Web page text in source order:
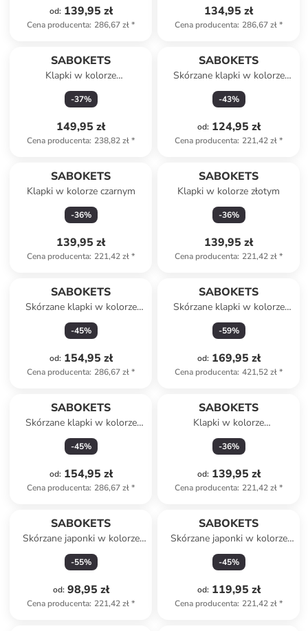
od: 139,95 zł
Cena producenta: 286,67 zł*
134,95 zł
Cena producenta: 286,67 zł*
SABOKETS
Klapki w kolorze
jasnoróżowym
-37%
149,95 zł
Cena producenta: 238,82 zł*
SABOKETS
Skórzane klapki w kolorze
białym
-43%
od: 124,95 zł
Cena producenta: 221,42 zł*
SABOKETS
Klapki w kolorze czarnym
-36%
139,95 zł
Cena producenta: 221,42 zł*
SABOKETS
Klapki w kolorze złotym
-36%
139,95 zł
Cena producenta: 221,42 zł*
SABOKETS
Skórzane klapki w kolorze
czarnym
-45%
od: 154,95 zł
Cena producenta: 286,67 zł*
SABOKETS
Skórzane klapki w kolorze
jasnoróżowym
-59%
od: 169,95 zł
Cena producenta: 421,52 zł*
SABOKETS
Skórzane klapki w kolorze
brązowym
-45%
od: 154,95 zł
Cena producenta: 286,67 zł*
SABOKETS
Klapki w kolorze
jasnoróżowo-błękitnym
-36%
od: 139,95 zł
Cena producenta: 221,42 zł*
SABOKETS
Skórzane japonki w kolorze
brązowym
-55%
od: 98,95 zł
Cena producenta: 221,42 zł*
SABOKETS
Skórzane japonki w kolorze
czarnym
-45%
od: 119,95 zł
Cena producenta: 221,42 zł*